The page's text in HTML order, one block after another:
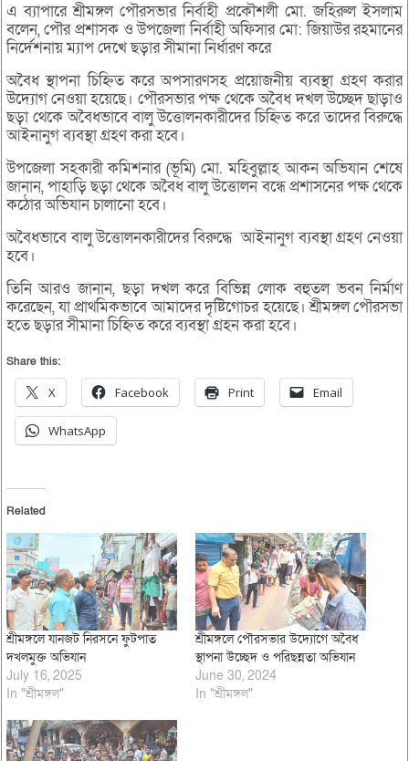
এ ব্যাপারে শ্রীমঙ্গল পৌরসভার নির্বাহী প্রকৌশলী মো. জহিরুল ইসলাম
বলেন, পৌর প্রশাসক ও উপজেলা নির্বাহী অফিসার মো: জিয়াউর রহমানের
নির্দেশনায় ম্যাপ দেখে ছড়ার সীমানা নির্ধারণ করে
অবৈধ স্থাপনা চিহ্নিত করে অপসারণসহ প্রয়োজনীয় ব্যবস্থা গ্রহণ করার
উদ্যোগ নেওয়া হয়েছে। পৌরসভার পক্ষ থেকে অবৈধ দখল উচ্ছেদ ছাড়াও
ছড়া থেকে অবৈধভাবে বালু উত্তোলনকারীদের চিহ্নিত করে তাদের বিরুদ্ধে
আইনানুগ ব্যবস্থা গ্রহণ করা হবে।
উপজেলা সহকারী কমিশনার (ভূমি) মো. মহিবুল্লাহ আকন অভিযান শেষে
জানান, পাহাড়ি ছড়া থেকে অবৈধ বালু উত্তোলন বন্ধে প্রশাসনের পক্ষ থেকে
কঠোর অভিযান চালানো হবে।
অবৈধভাবে বালু উত্তোলনকারীদের বিরুদ্ধে আইনানুগ ব্যবস্থা গ্রহণ নেওয়া
হবে।
তিনি আরও জানান, ছড়া দখল করে বিভিন্ন লোক বহুতল ভবন নির্মাণ
করেছেন, যা প্রাথমিকভাবে আমাদের দৃষ্টিগোচর হয়েছে। শ্রীমঙ্গল পৌরসভা
হতে ছড়ার সীমানা চিহ্নিত করে ব্যবস্থা গ্রহন করা হবে।
Share this:
X Facebook Print Email
WhatsApp
Related
শ্রীমঙ্গলে যানজট নিরসনে ফুটপাত
দখলমুক্ত অভিযান
July 16, 2025
In "শ্রীমঙ্গল"
শ্রীমঙ্গলে পৌরসভার উদ্যোগে অবৈধ
স্থাপনা উচ্ছেদ ও পরিছন্নতা অভিযান
June 30, 2024
In "শ্রীমঙ্গল"